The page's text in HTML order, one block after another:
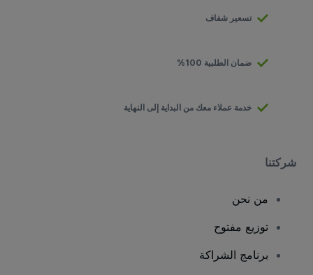
تسعير شفاف
ضمان الطلبية 100%
خدمة عملاء معك من البداية إلى النهاية
شركتنا
من نحن
توزيع مفتوح
برنامج الشراكة